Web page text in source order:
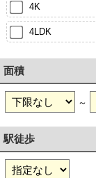
4K
4LDK
面積
～
駅徒歩